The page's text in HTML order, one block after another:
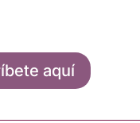
aquí